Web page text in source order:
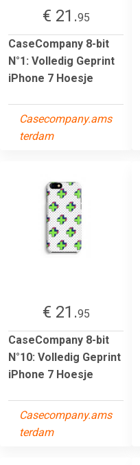
€ 21.95
CaseCompany 8-bit
N°1: Volledig Geprint
iPhone 7 Hoesje
Casecompany.ams
terdam
€ 21.95
CaseCompany 8-bit
N°10: Volledig Geprint
iPhone 7 Hoesje
Casecompany.ams
terdam